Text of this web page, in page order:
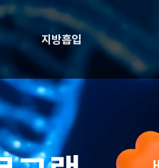
지방흡입